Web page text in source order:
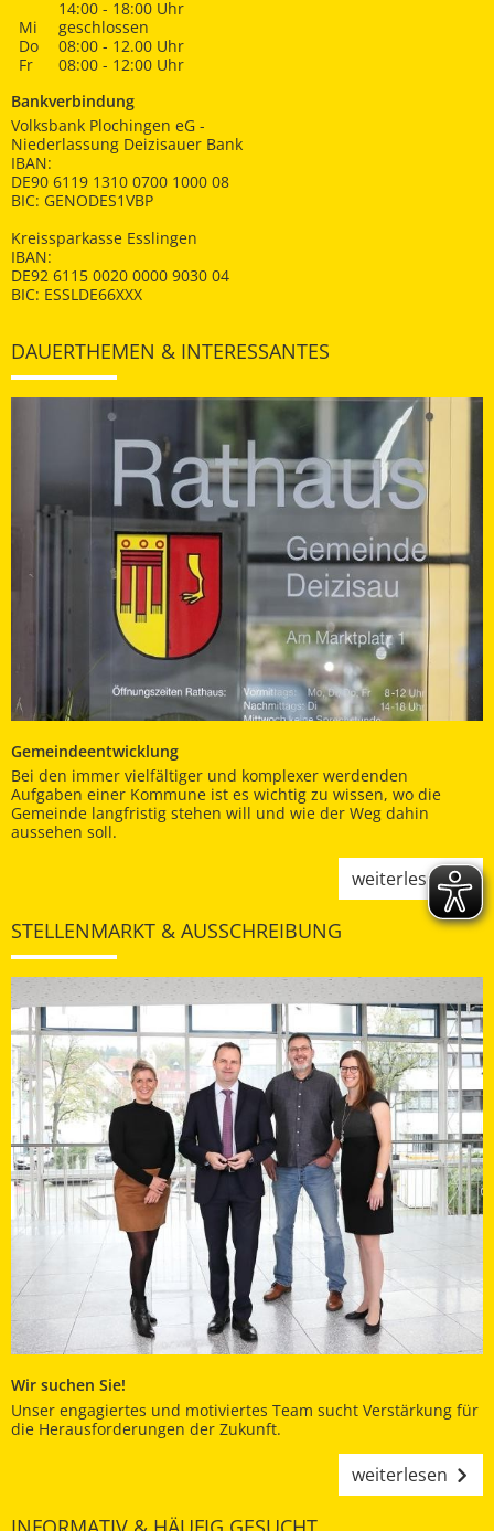
14:00 - 18:00 Uhr
Mi
geschlossen
Do
08:00 - 12.00 Uhr
Fr
08:00 - 12:00 Uhr
Bankverbindung
Volksbank Plochingen eG -
Niederlassung Deizisauer Bank
IBAN:
DE90 6119 1310 0700 1000 08
BIC: GENODES1VBP
Kreissparkasse Esslingen
IBAN:
DE92 6115 0020 0000 9030 04
BIC: ESSLDE66XXX
DAUERTHEMEN & INTERESSANTES
Gemeindeentwicklung
Bei den immer vielfältiger und komplexer werdenden
Aufgaben einer Kommune ist es wichtig zu wissen, wo die
Gemeinde langfristig stehen will und wie der Weg dahin
aussehen soll.
weiterlesen
STELLENMARKT & AUSSCHREIBUNG
Wir suchen Sie!
Unser engagiertes und motiviertes Team sucht Verstärkung für
die Herausforderungen der Zukunft.
weiterlesen